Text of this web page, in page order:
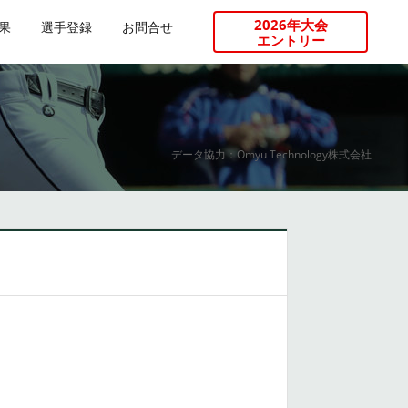
選手登録 お問合せ
2026年大会
エントリー
データ協力：Omyu Technology株式会社